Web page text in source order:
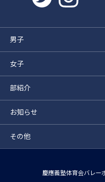
男子
女子
部紹介
お知らせ
その他
慶應義塾体育会バレー